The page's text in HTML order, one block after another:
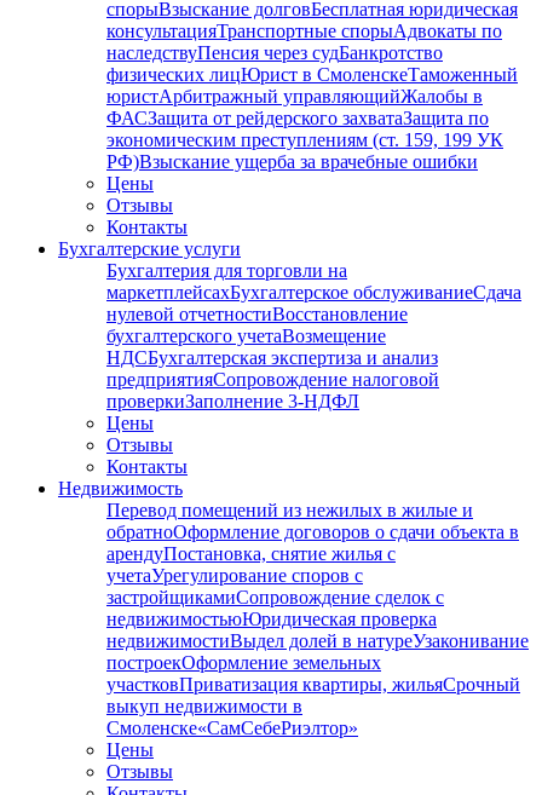
спорыВзыскание долговБесплатная юридическая
консультацияТранспортные спорыАдвокаты по
наследствуПенсия через судБанкротство
физических лицЮрист в СмоленскеТаможенный
юристАрбитражный управляющийЖалобы в
ФАСЗащита от рейдерского захватаЗащита по
экономическим преступлениям (ст. 159, 199 УК
РФ)Взыскание ущерба за врачебные ошибки
Цены
Отзывы
Контакты
Бухгалтерские услуги
Бухгалтерия для торговли на
маркетплейсахБухгалтерское обслуживаниеСдача
нулевой отчетностиВосстановление
бухгалтерского учетаВозмещение
НДСБухгалтерская экспертиза и анализ
предприятияСопровождение налоговой
проверкиЗаполнение 3-НДФЛ
Цены
Отзывы
Контакты
Недвижимость
Перевод помещений из нежилых в жилые и
обратноОформление договоров о сдачи объекта в
арендуПостановка, снятие жилья с
учетаУрегулирование споров с
застройщикамиСопровождение сделок с
недвижимостьюЮридическая проверка
недвижимостиВыдел долей в натуреУзаконивание
построекОформление земельных
участковПриватизация квартиры, жильяСрочный
выкуп недвижимости в
Cмоленске«СамСебеРиэлтор»
Цены
Отзывы